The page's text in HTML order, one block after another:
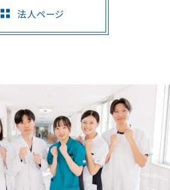
法人ページ